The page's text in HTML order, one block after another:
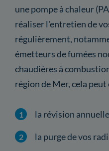
une pompe à chaleur
réaliser l'entretien de
régulièrement,
émetteurs de fumées
chaudières à
région de Mer, cela
la révision
la purge de vos